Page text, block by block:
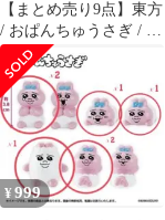
【まとめ売り9点】東方
/ おぱんちゅうさぎ / サ
ンリオ / グッズ
¥ 999